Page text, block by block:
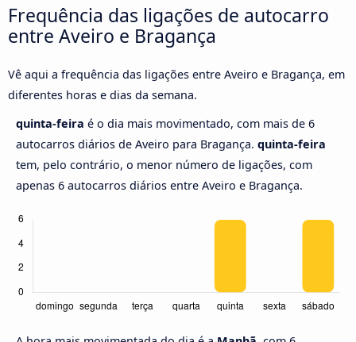
Frequência das ligações de autocarro
entre Aveiro e Bragança
Vê aqui a frequência das ligações entre Aveiro e Bragança, em
diferentes horas e dias da semana.
quinta-feira é o dia mais movimentado, com mais de 6
autocarros diários de Aveiro para Bragança. quinta-feira
tem, pelo contrário, o menor número de ligações, com
apenas 6 autocarros diários entre Aveiro e Bragança.